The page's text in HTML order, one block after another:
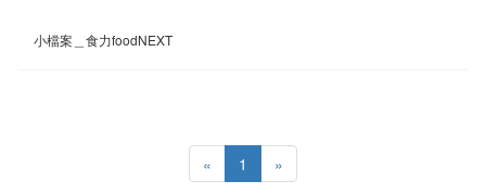
小檔案＿食力foodNEXT
« 1 »